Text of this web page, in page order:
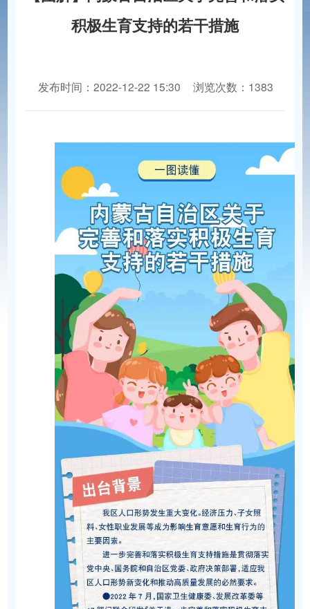
积极生育支持的若干措施
发布时间：2022-12-22 15:30 浏览次数：1383